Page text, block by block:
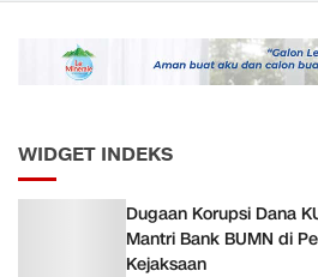
WIDGET INDEKS
Dugaan Korupsi Dana
Mantri Bank BUMN di
Kejaksaan